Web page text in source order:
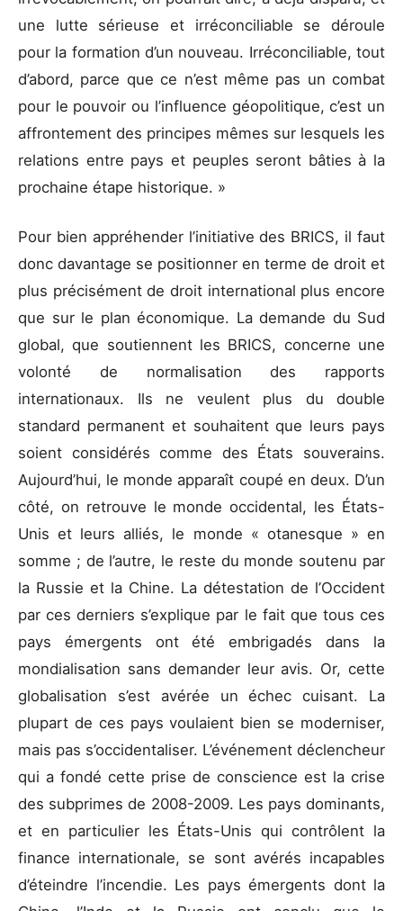
une lutte sérieuse et irréconciliable se déroule
pour la formation d’un nouveau. Irréconciliable, tout
d’abord, parce que ce n’est même pas un combat
pour le pouvoir ou l’influence géopolitique, c’est un
affrontement des principes mêmes sur lesquels les
relations entre pays et peuples seront bâties à la
prochaine étape historique. »
Pour bien appréhender l’initiative des BRICS, il faut
donc davantage se positionner en terme de droit et
plus précisément de droit international plus encore
que sur le plan économique. La demande du Sud
global, que soutiennent les BRICS, concerne une
volonté de normalisation des rapports
internationaux. Ils ne veulent plus du double
standard permanent et souhaitent que leurs pays
soient considérés comme des États souverains.
Aujourd’hui, le monde apparaît coupé en deux. D’un
côté, on retrouve le monde occidental, les États-
Unis et leurs alliés, le monde « otanesque » en
somme ; de l’autre, le reste du monde soutenu par
la Russie et la Chine. La détestation de l’Occident
par ces derniers s’explique par le fait que tous ces
pays émergents ont été embrigadés dans la
mondialisation sans demander leur avis. Or, cette
globalisation s’est avérée un échec cuisant. La
plupart de ces pays voulaient bien se moderniser,
mais pas s’occidentaliser. L’événement déclencheur
qui a fondé cette prise de conscience est la crise
des subprimes de 2008-2009. Les pays dominants,
et en particulier les États-Unis qui contrôlent la
finance internationale, se sont avérés incapables
d’éteindre l’incendie. Les pays émergents dont la